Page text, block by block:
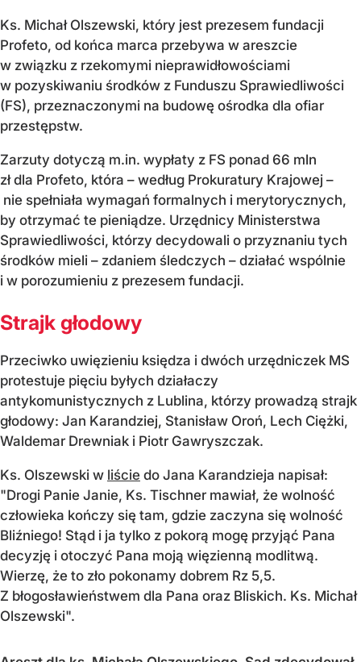
Ks. Michał Olszewski, który jest prezesem fundacji
Profeto, od końca marca przebywa w areszcie
w związku z rzekomymi nieprawidłowościami
w pozyskiwaniu środków z Funduszu Sprawiedliwości
(FS), przeznaczonymi na budowę ośrodka dla ofiar
przestępstw.
Zarzuty dotyczą m.in. wypłaty z FS ponad 66 mln
zł dla Profeto, która – według Prokuratury Krajowej –
nie spełniała wymagań formalnych i merytorycznych,
by otrzymać te pieniądze. Urzędnicy Ministerstwa
Sprawiedliwości, którzy decydowali o przyznaniu tych
środków mieli – zdaniem śledczych – działać wspólnie
i w porozumieniu z prezesem fundacji.
Strajk głodowy
Przeciwko uwięzieniu księdza i dwóch urzędniczek MS
protestuje pięciu byłych działaczy
antykomunistycznych z Lublina, którzy prowadzą strajk
głodowy: Jan Karandziej, Stanisław Oroń, Lech Ciężki,
Waldemar Drewniak i Piotr Gawryszczak.
Ks. Olszewski w liście do Jana Karandzieja napisał:
"Drogi Panie Janie, Ks. Tischner mawiał, że wolność
człowieka kończy się tam, gdzie zaczyna się wolność
Bliźniego! Stąd i ja tylko z pokorą mogę przyjąć Pana
decyzję i otoczyć Pana moją więzienną modlitwą.
Wierzę, że to zło pokonamy dobrem Rz 5,5.
Z błogosławieństwem dla Pana oraz Bliskich. Ks. Michał
Olszewski".